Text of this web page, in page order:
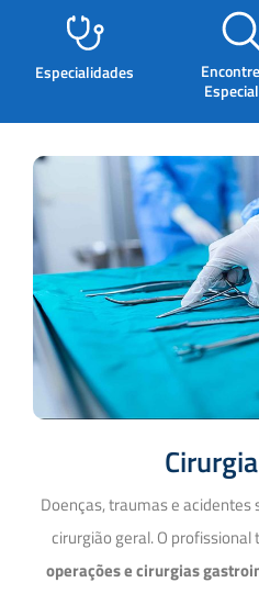
Especialidades
Doenças, traumas e acidentes
cirurgião geral. O profissional
operações e cirurgias